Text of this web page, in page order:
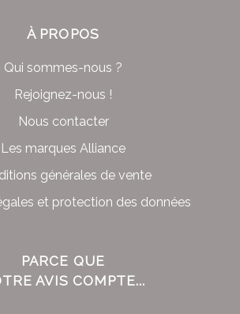
À PROPOS
Qui sommes-nous ?
Rejoignez-nous !
Nous contacter
Les marques Alliance
générales de vente
et protection des données
PARCE QUE
AVIS COMPTE...